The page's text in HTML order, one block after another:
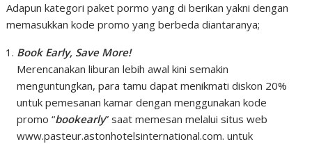
Adapun kategori paket pormo yang di berikan yakni dengan
memasukkan kode promo yang berbeda diantaranya;
Book Early, Save More!
Merencanakan liburan lebih awal kini semakin
menguntungkan, para tamu dapat menikmati diskon 20%
untuk pemesanan kamar dengan menggunakan kode
promo “bookearly” saat memesan melalui situs web
www.pasteur.astonhotelsinternational.com. untuk